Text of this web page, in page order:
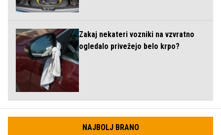
Zakaj nekateri vozniki na vzvratno
ogledalo privežejo belo krpo?
NAJBOLJ BRANO